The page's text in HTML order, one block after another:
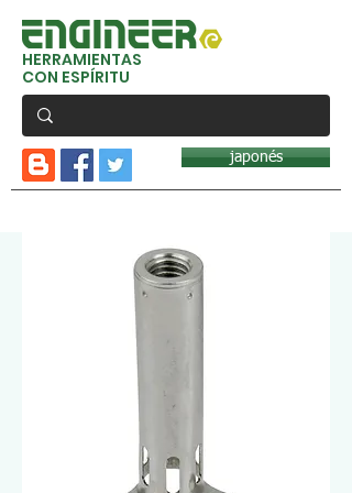
HERRAMIENTAS
CON ESPÍRITU
japonés